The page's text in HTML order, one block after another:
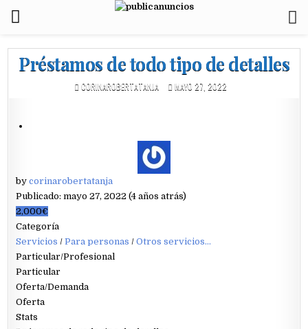
Préstamos de todo tipo de detalles
CORINAROBERTATANJA MAYO 27, 2022
bycorinarobertatanja
Publicado: mayo 27, 2022 (4 años atrás)
2,000€
Categoría
Servicios /Para personas /Otros servicios...
Particular/Profesional
Particular
Oferta/Demanda
Oferta
Stats